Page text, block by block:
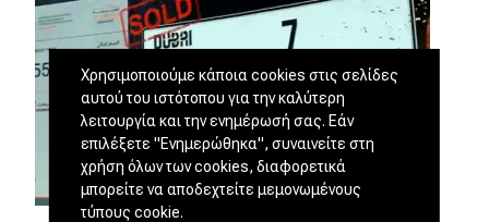
Χρησιμοποιούμε κάποια cookies στις σελίδες
αυτού του ιστότοπου για την καλύτερη
λειτουργία και την ενημέρωσή σας. Εάν
επιλέξετε "Ενημερώθηκα", συναινείτε στη
χρήση όλων των cookies, διαφορετικά
μπορείτε να αποδεχτείτε μεμονωμένους
τύπους cookie.